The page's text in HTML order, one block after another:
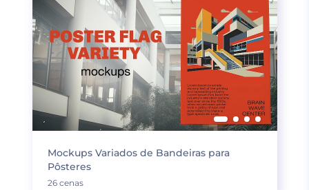
Mockups Variados de Bandeiras para
Pôsteres
26 cenas